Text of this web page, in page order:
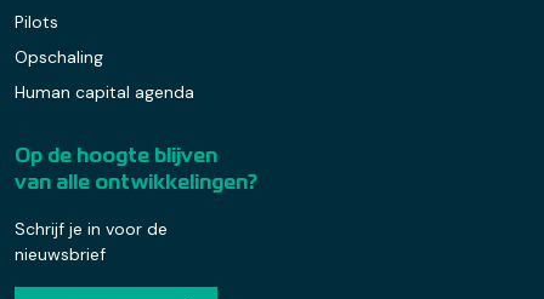
Pilots
Opschaling
Human capital agenda
Op de hoogte blijven
van alle ontwikkelingen?
Schrijf je in voor de
nieuwsbrief